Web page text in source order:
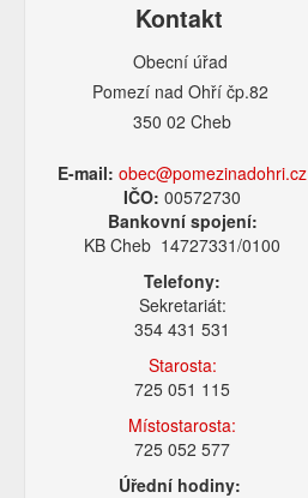
Kontakt
Obecní úřad
Pomezí nad Ohří čp.82
350 02 Cheb
E-mail: obec@pomezinadohri.cz
IČO:00572730
Bankovní spojení:
KB Cheb 14727331/0100
Telefony:
Sekretariát:
354 431 531
Starosta:
725 051 115
Místostarosta:
725 052 577
Úřední hodiny: